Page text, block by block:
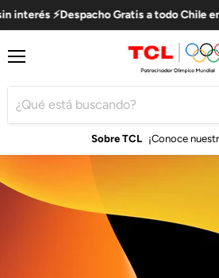
Gratis a todo Chile en
Sobre TCL ¡Conoce